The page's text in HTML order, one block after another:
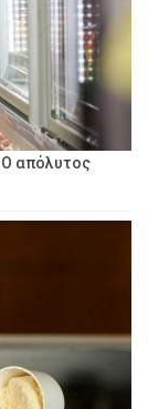
Ο απόλυτος